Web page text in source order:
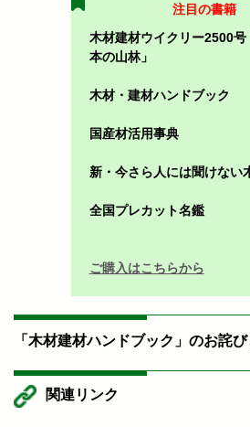
注目の書籍
木材建材ウイクリー2500号
本の山林」
木材・建材ハンドブック
国産材活用事典
新・今さら人には聞けない
全国プレカット名鑑
ご購入はこちらから
「木材建材ハンドブック」のお詫
関連リンク